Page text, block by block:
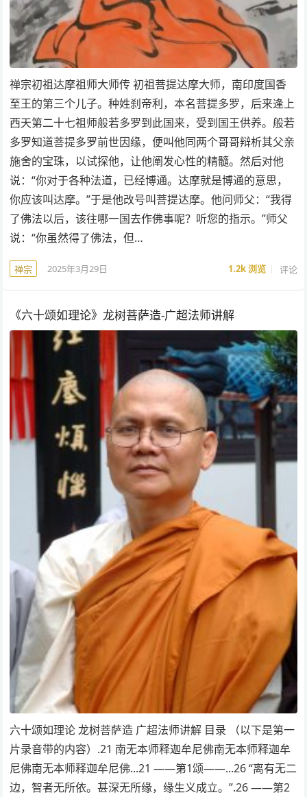
禅宗初祖达摩祖师大师传 初祖菩提达摩大师，南印度国香
至王的第三个儿子。种姓刹帝利，本名菩提多罗，后来逢上
西天第二十七祖师般若多罗到此国来，受到国王供养。般若
多罗知道菩提多罗前世因缘，便叫他同两个哥哥辩析其父亲
施舍的宝珠，以试探他，让他阐发心性的精髓。然后对他
说：“你对于各种法道，已经博通。达摩就是博通的意思，
你应该叫达摩。”于是他改号叫菩提达摩。他问师父：“我得
了佛法以后，该往哪一国去作佛事呢？听您的指示。”师父
说：“你虽然得了佛法，但…
禅宗 2025年3月29日 1.2k浏览 评论
《六十颂如理论》龙树菩萨造-广超法师讲解
六十颂如理论 龙树菩萨造 广超法师讲解 目录 （以下是第一
片录音带的内容）.21 南无本师释迦牟尼佛南无本师释迦牟
尼佛南无本师释迦牟尼佛...21 ——第1颂——...26 “离有无二
边，智者无所依。甚深无所缘，缘生义成立。”.26 ——第2